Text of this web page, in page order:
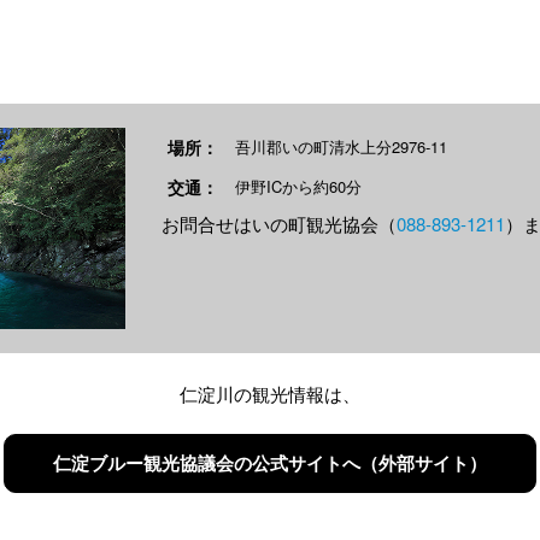
場所： 吾川郡いの町清水上分2976-11
交通： 伊野ICから約60分
お問合せはいの町観光協会（088-893-1211）
仁淀川の観光情報は、
仁淀ブルー観光協議会の公式サイトへ（外部サイト）